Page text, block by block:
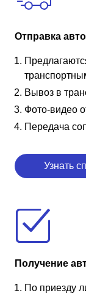
Отправка
Вывоз в
Фото-видео
Передача
Узнать
Получение
По приезду